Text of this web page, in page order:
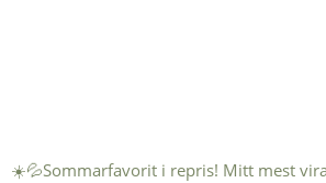
☀️💦Sommarfavorit i repris! Mitt mest